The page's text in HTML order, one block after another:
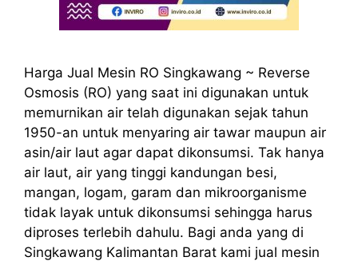
Harga Jual Mesin RO Singkawang ~ Reverse
Osmosis (RO) yang saat ini digunakan untuk
memurnikan air telah digunakan sejak tahun
1950-an untuk menyaring air tawar maupun air
asin/air laut agar dapat dikonsumsi. Tak hanya
air laut, air yang tinggi kandungan besi,
mangan, logam, garam dan mikroorganisme
tidak layak untuk dikonsumsi sehingga harus
diproses terlebih dahulu. Bagi anda yang di
Singkawang Kalimantan Barat kami jual mesin